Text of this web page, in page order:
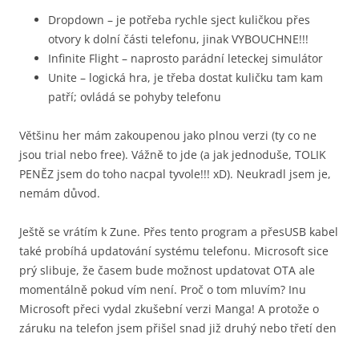
Dropdown – je potřeba rychle sject kuličkou přes
otvory k dolní části telefonu, jinak VYBOUCHNE!!!
Infinite Flight – naprosto parádní leteckej simulátor
Unite – logická hra, je třeba dostat kuličku tam kam
patří; ovládá se pohyby telefonu
Většinu her mám zakoupenou jako plnou verzi (ty co ne
jsou trial nebo free). Vážně to jde (a jak jednoduše, TOLIK
PENĚZ jsem do toho nacpal tyvole!!! xD). Neukradl jsem je,
nemám důvod.
Ještě se vrátím k Zune. Přes tento program a přesUSB kabel
také probíhá updatování systému telefonu. Microsoft sice
prý slibuje, že časem bude možnost updatovat OTA ale
momentálně pokud vím není. Proč o tom mluvím? Inu
Microsoft přeci vydal zkušební verzi Manga! A protože o
záruku na telefon jsem přišel snad již druhý nebo třetí den